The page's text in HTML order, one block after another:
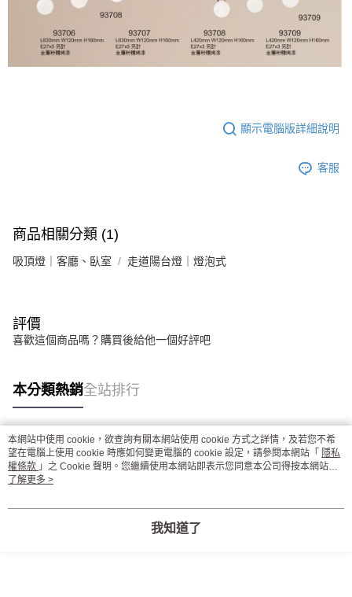
顯示電腦版詳細說明
客服
商品相關分類 (1)
吸頂燈｜客廳、臥室 走道陽台燈｜燈泡式
評價
喜歡這個商品嗎？購買後給他一個好評吧
本分類熱銷全站排行
熱門標籤
本網站中使用 cookie，欲查詢有關本網站使用 cookie 方式之詳情，及若您不希
望在電腦上使用 cookie 時應如何變更電腦的 cookie 設定，請參閱本網站「 隱私
權條款 」之 Cookie 聲明。您繼續使用本網站即表示您同意本公司得按本網站使
用條款之 Cookie 聲明使用 cookie。
了解更多 >
我知道了